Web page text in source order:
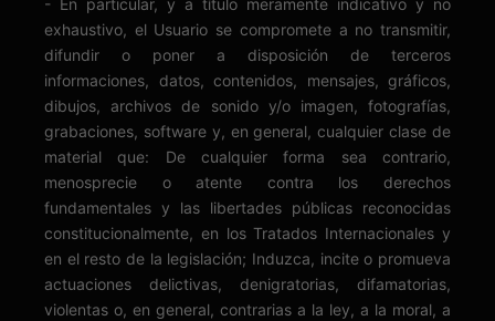
- En particular, y a título meramente indicativo y no
exhaustivo, el Usuario se compromete a no transmitir,
difundir o poner a disposición de terceros
informaciones, datos, contenidos, mensajes, gráficos,
dibujos, archivos de sonido y/o imagen, fotografías,
grabaciones, software y, en general, cualquier clase de
material que: De cualquier forma sea contrario,
menosprecie o atente contra los derechos
fundamentales y las libertades públicas reconocidas
constitucionalmente, en los Tratados Internacionales y
en el resto de la legislación; Induzca, incite o promueva
actuaciones delictivas, denigratorias, difamatorias,
violentas o, en general, contrarias a la ley, a la moral, a